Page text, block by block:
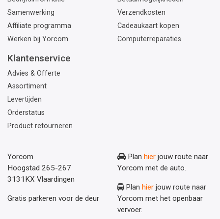
Samenwerking
Affiliate programma
Werken bij Yorcom
Verzendkosten
Cadeaukaart kopen
Computerreparaties
Klantenservice
Advies & Offerte
Assortiment
Levertijden
Orderstatus
Product retourneren
Yorcom
Hoogstad 265-267
3131KX Vlaardingen
Gratis parkeren voor de deur
Plan hier jouw route naar
Yorcom met de auto.
Plan hier jouw route naar
Yorcom met het openbaar
vervoer.